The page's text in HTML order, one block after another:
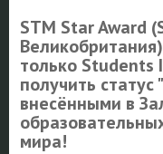
STM Star Award
только
получить статус
внесёнными в
мира!